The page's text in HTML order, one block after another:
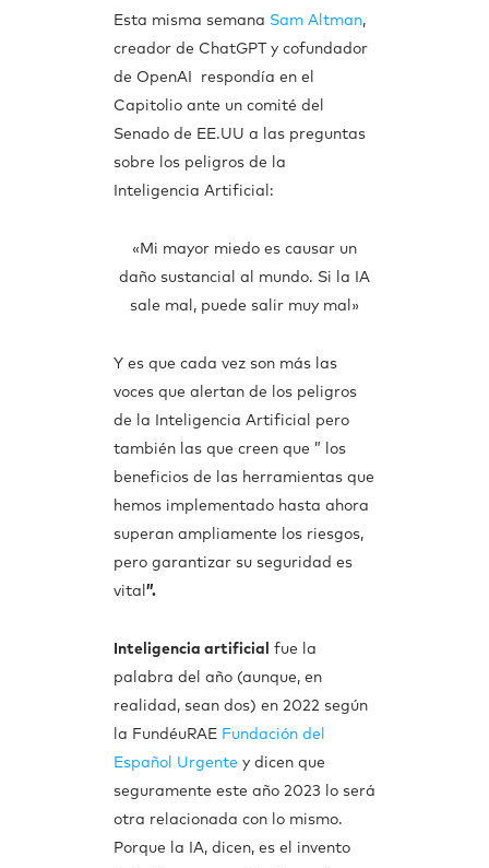
Esta misma semana Sam Altman,
creador de ChatGPT y cofundador
de OpenAI respondía en el
Capitolio ante un comité del
Senado de EE.UU a las preguntas
sobre los peligros de la
Inteligencia Artificial:
«Mi mayor miedo es causar un
daño sustancial al mundo. Si la IA
sale mal, puede salir muy mal»
Y es que cada vez son más las
voces que alertan de los peligros
de la Inteligencia Artificial pero
también las que creen que ” los
beneficios de las herramientas que
hemos implementado hasta ahora
superan ampliamente los riesgos,
pero garantizar su seguridad es
vital ”.
Inteligencia artificial
fue la
palabra del año (aunque, en
realidad, sean dos) en 2022 según
la FundéuRAE Fundación del
Español Urgente y dicen que
seguramente este año 2023 lo será
otra relacionada con lo mismo.
Porque la IA, dicen, es el invento